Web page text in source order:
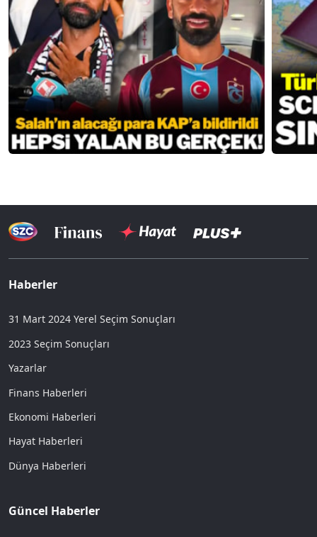
Haberler
31 Mart 2024 Yerel Seçim Sonuçları
2023 Seçim Sonuçları
Yazarlar
Finans Haberleri
Ekonomi Haberleri
Hayat Haberleri
Dünya Haberleri
Güncel Haberler